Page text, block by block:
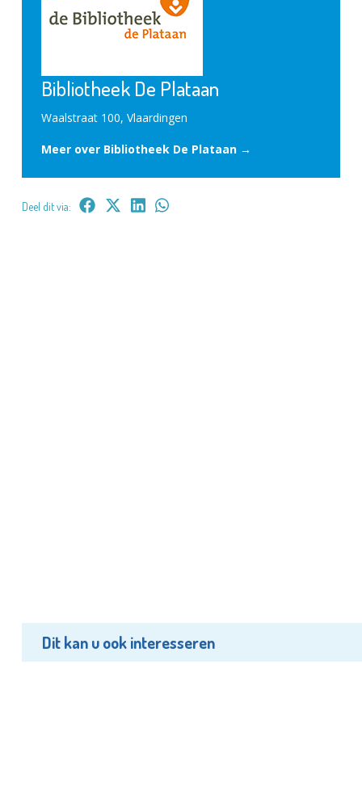
Bibliotheek De Plataan
Waalstraat 100, Vlaardingen
Meer over Bibliotheek De Plataan →
Deel dit via:
Dit kan u ook interesseren